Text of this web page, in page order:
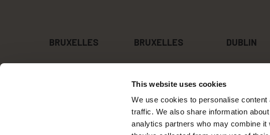
This website uses cookies
We use cookies to personalise
traffic. We also share information
analytics partners who may combine it
BRUXELLES BRUXELLES DUBLIN
Les Hostels-boutique de Latroupe en Europe sont
bien plus que les murs qui les soutiennent, ce sont
croisez. Visitez-nous et découvrez Latroupe.